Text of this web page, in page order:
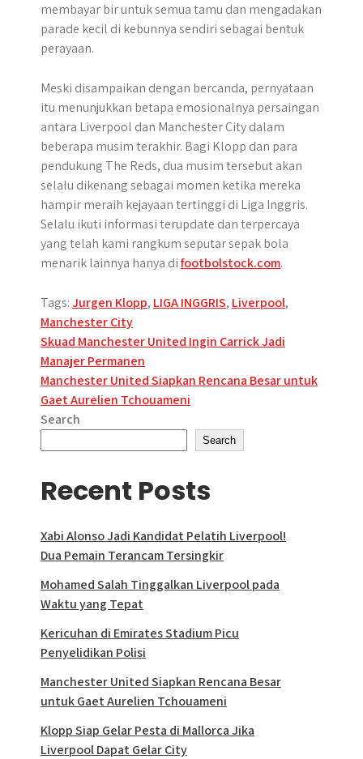
membayar bir untuk semua tamu dan mengadakan
parade kecil di kebunnya sendiri sebagai bentuk
perayaan.
Meski disampaikan dengan bercanda, pernyataan
itu menunjukkan betapa emosionalnya persaingan
antara Liverpool dan Manchester City dalam
beberapa musim terakhir. Bagi Klopp dan para
pendukung The Reds, dua musim tersebut akan
selalu dikenang sebagai momen ketika mereka
hampir meraih kejayaan tertinggi di Liga Inggris.
Selalu ikuti informasi terupdate dan terpercaya
yang telah kami rangkum seputar sepak bola
menarik lainnya hanya difootbolstock.com.
Tags:Jurgen Klopp, LIGA INGGRIS, Liverpool,
Manchester City
Post
navigation
Skuad Manchester United Ingin Carrick Jadi
Manajer Permanen
Manchester United Siapkan Rencana Besar untuk
Gaet Aurelien Tchouameni
Search
Search
Recent Posts
Xabi Alonso Jadi Kandidat Pelatih Liverpool!
Dua Pemain Terancam Tersingkir
Mohamed Salah Tinggalkan Liverpool pada
Waktu yang Tepat
Kericuhan di Emirates Stadium Picu
Penyelidikan Polisi
Manchester United Siapkan Rencana Besar
untuk Gaet Aurelien Tchouameni
Klopp Siap Gelar Pesta di Mallorca Jika
Liverpool Dapat Gelar City